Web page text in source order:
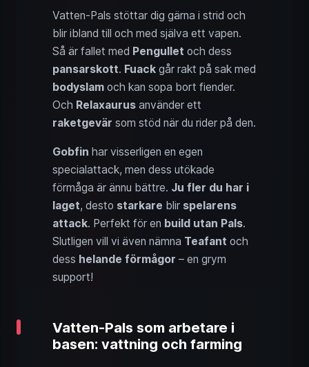
Vatten-Pals stöttar dig gärna i strid och
blir ibland till och med själva ett vapen.
Så är fallet med Pengullet och dess
pansarskott. Fuack går rakt på sak med
bodyslam och kan sopa bort fiender.
Och Relaxaurus använder ett
raketgevär som stöd när du rider på den.
Gobfin har visserligen en egen
specialattack, men dess utökade
förmåga är ännu bättre. Ju fler du har i
laget, desto starkare blir spelarens
attack. Perfekt för en build utan Pals.
Slutligen vill vi även nämna Teafant och
dess helande förmågor – en grym
support!
Vatten-Pals som arbetare i
basen: vattning och farming